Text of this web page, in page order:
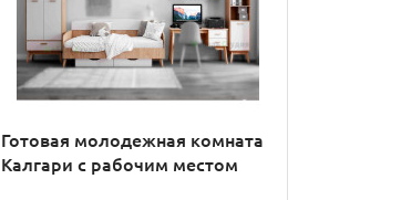
Готовая молодежная комната
Калгари с рабочим местом